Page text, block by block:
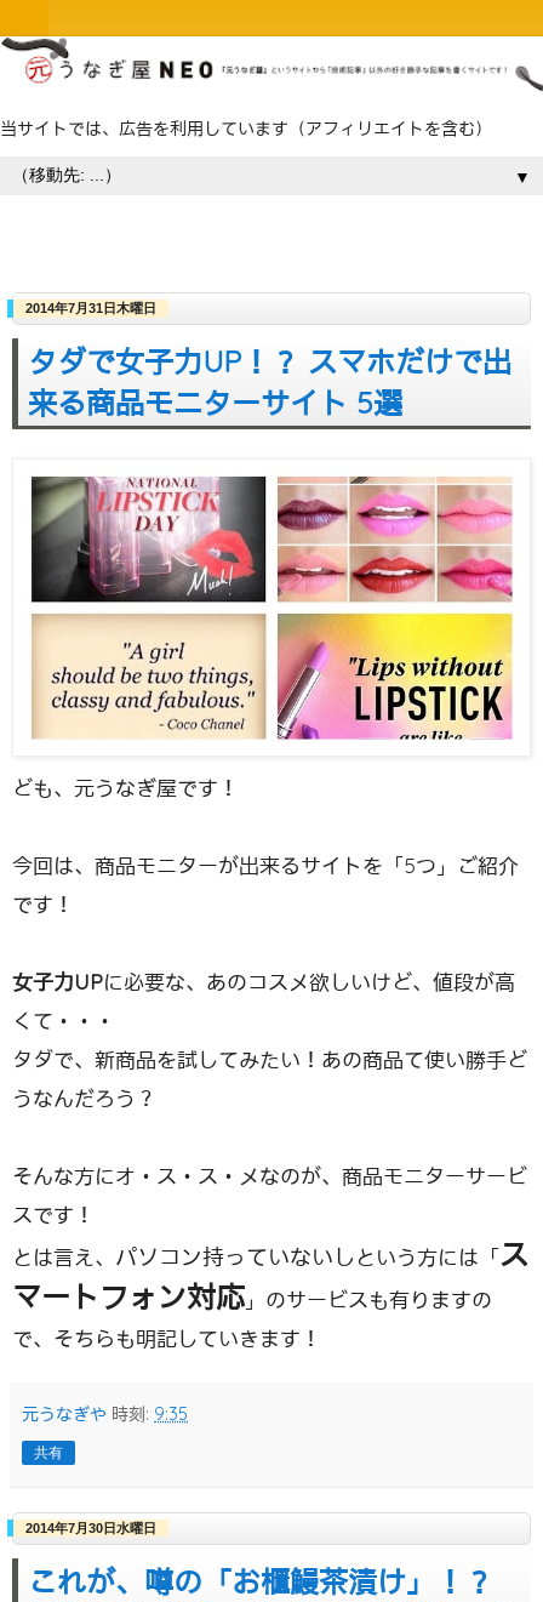
当サイトでは、広告を利用しています（アフィリエイトを含む）
▼
2014年7月31日木曜日
タダで女子力UP！？ スマホだけで出
来る商品モニターサイト 5選
ども、元うなぎ屋です！
今回は、商品モニターが出来るサイトを「5つ」ご紹介
です！
女子力UPに必要な、あのコスメ欲しいけど、値段が高
くて・・・
タダで、新商品を試してみたい！あの商品て使い勝手ど
うなんだろう？
そんな方にオ・ス・ス・メなのが、商品モニターサービ
スです！
とは言え、 パソコン持っていないし という方には「ス
マートフォン対応」のサービスも有りますの
で、そちらも明記していきます！
元うなぎや 時刻: 9:35
共有
2014年7月30日水曜日
これが、噂の「お櫃鰻茶漬け」！？